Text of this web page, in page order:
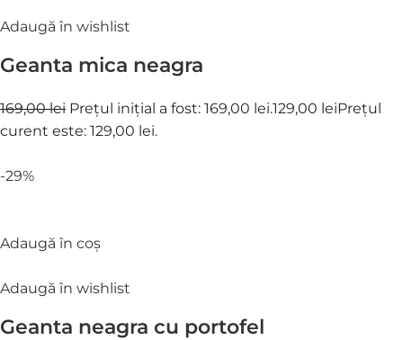
Adaugă în wishlist
Geanta mica neagra
169,00 lei Prețul inițial a fost: 169,00 lei.129,00 leiPrețul
curent este: 129,00 lei.
-29%
Adaugă în coș
Adaugă în wishlist
Geanta neagra cu portofel